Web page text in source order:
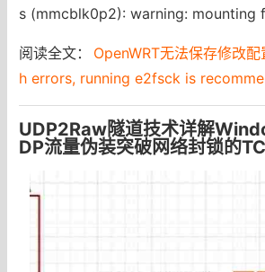
s (mmcblk0p2): warning: mounting
阅读全文：
OpenWRT无法保存修改
h errors, running e2fsck is
UDP2Raw隧道技术详解
DP流量伪装突破网络封锁的